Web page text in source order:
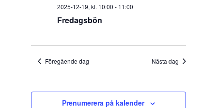
2025-12-19, kl. 10:00 - 11:00
Fredagsbön
Föregående dag Nästa dag
Prenumerera på kalender